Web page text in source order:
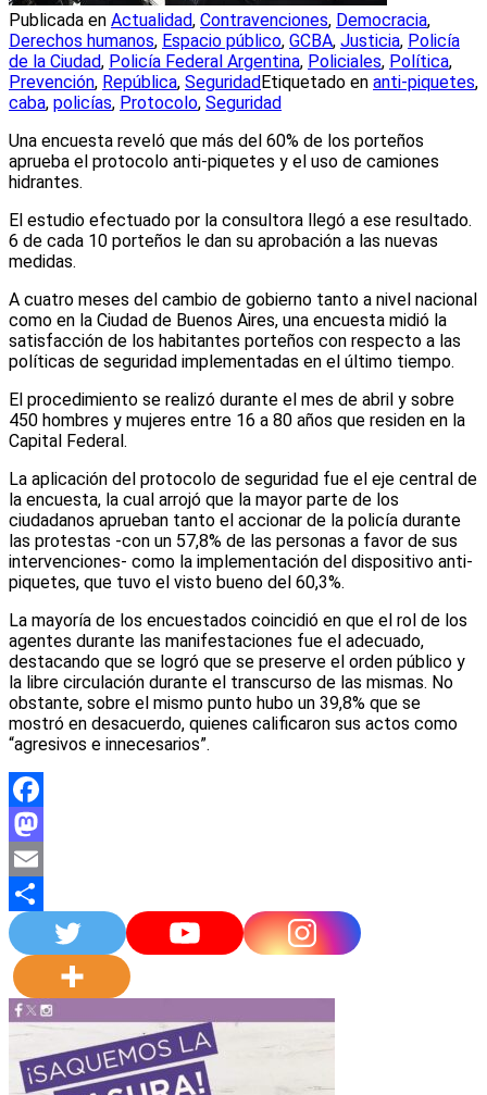
Publicada en Actualidad, Contravenciones, Democracia,
Derechos humanos, Espacio público, GCBA, Justicia, Policía
de la Ciudad, Policía Federal Argentina, Policiales, Política,
Prevención, República, SeguridadEtiquetado en anti-piquetes,
caba, policías, Protocolo, Seguridad
Una encuesta reveló que más del 60% de los porteños
aprueba el protocolo anti-piquetes y el uso de camiones
hidrantes.
El estudio efectuado por la consultora llegó a ese resultado.
6 de cada 10 porteños le dan su aprobación a las nuevas
medidas.
A cuatro meses del cambio de gobierno tanto a nivel nacional
como en la Ciudad de Buenos Aires, una encuesta midió la
satisfacción de los habitantes porteños con respecto a las
políticas de seguridad implementadas en el último tiempo.
El procedimiento se realizó durante el mes de abril y sobre
450 hombres y mujeres entre 16 a 80 años que residen en la
Capital Federal.
La aplicación del protocolo de seguridad fue el eje central de
la encuesta, la cual arrojó que la mayor parte de los
ciudadanos aprueban tanto el accionar de la policía durante
las protestas -con un 57,8% de las personas a favor de sus
intervenciones- como la implementación del dispositivo anti-
piquetes, que tuvo el visto bueno del 60,3%.
La mayoría de los encuestados coincidió en que el rol de los
agentes durante las manifestaciones fue el adecuado,
destacando que se logró que se preserve el orden público y
la libre circulación durante el transcurso de las mismas. No
obstante, sobre el mismo punto hubo un 39,8% que se
mostró en desacuerdo, quienes calificaron sus actos como
“agresivos e innecesarios”.
Facebook
Mastodon
Email
Compartir